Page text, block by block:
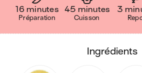
16 minutes
Préparation
45 minutes
Cuisson
3
ingrédients